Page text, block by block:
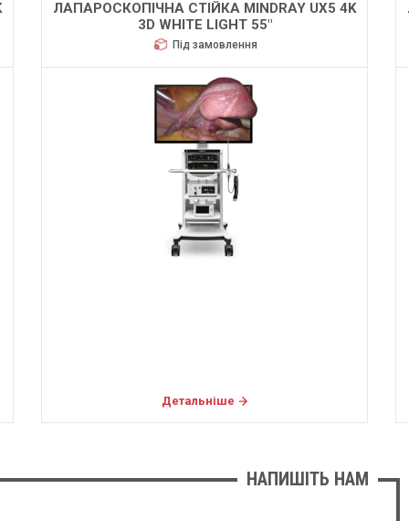
ЛАПАРОСКОПІЧНА СТІЙКА MINDRAY UX5 4K
3D WHITE LIGHT 55″
Під замовлення
Детальніше
НАПИШІТЬ НАМ